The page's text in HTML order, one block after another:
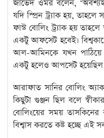
জাভেদ ওমর বলেন,
যদি স্প্রিন ট্র্যাক হয়,
ফাস্ট বোলিং ট্র্যাক হয়
একটু আফসেট হবেই।
আল-আমিনকে যখন
একটু হলেও আপসেট
আরাফাত সানির বোলিং
কিছুটা গুঞ্জন ছিল বলে
বোলিংয়ের সময়
বিশ্বাস করতে কষ্ট হচ্ছে এই